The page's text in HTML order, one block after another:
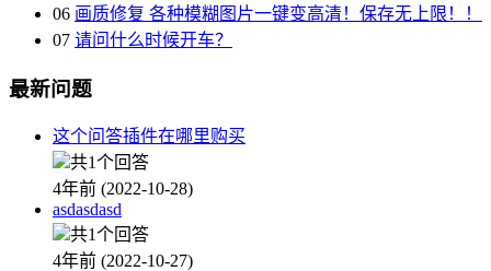
06 画质修复 各种模糊图片一键变高清！保存无上限！！
07 请问什么时候开车？
最新问题
这个问答插件在哪里购买
共1个回答
4年前 (2022-10-28)
asdasdasd
共1个回答
4年前 (2022-10-27)